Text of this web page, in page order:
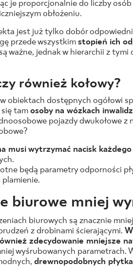
je proporcjonalnie do liczby
obłożeniu.
jest już tylko dobór
przede wszystkimstopień ich
ważne, jednak w hierarchii z
również kołowy?
obiektach dostępnych ogółowi
tamosoby na wózkach
pojazdy dwukołowe z
musi wytrzymać nacisk
będą parametry odporności
biurowe mniej
biurowych są znacznie
z drobinami ścierającymi.
zdecydowanie mniejsze
wyśrubowanych
drewnopodobnych